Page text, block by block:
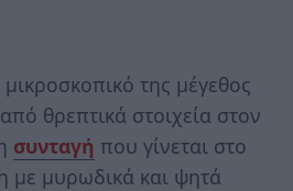
της μέγεθος
θρεπτικά στοιχεία στον
συνταγή που γίνεται στο
με μυρωδικά και ψητά